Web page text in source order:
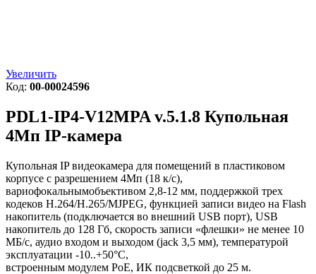
Увеличить
Код: 00-00024596
PDL1-IP4-V12MPA v.5.1.8 Купольная
4Мп IP-камера
Купольная IP видеокамера для помещений в пластиковом
корпусе с разрешением 4Мп (18 к/с),
вариофокальнымобъективом 2,8-12 мм, поддержкой трех
кодеков H.264/H.265/MJPEG, функцией записи видео на Flash
накопитель (подключается во внешний USB порт), USB
накопитель до 128 Гб, скорость записи «флешки» не менее 10
МБ/с, аудио входом и выходом (jack 3,5 мм), температурой
эксплуатации -10..+50°C,
встроенным модулем PoE, ИК подсветкой до 25 м.